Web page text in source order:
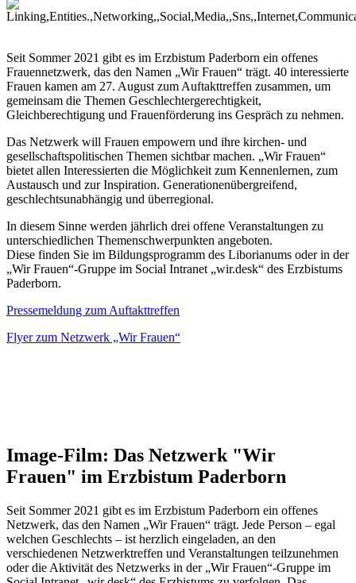
Seit Sommer 2021 gibt es im Erzbistum Paderborn ein offenes
Frauennetzwerk, das den Namen „Wir Frauen“ trägt. 40 interessierte
Frauen kamen am 27. August zum Auftakttreffen zusammen, um
gemeinsam die Themen Geschlechtergerechtigkeit,
Gleichberechtigung und Frauenförderung ins Gespräch zu nehmen.
Das Netzwerk will Frauen empowern und ihre kirchen- und
gesellschaftspolitischen Themen sichtbar machen. „Wir Frauen“
bietet allen Interessierten die Möglichkeit zum Kennenlernen, zum
Austausch und zur Inspiration. Generationenübergreifend,
geschlechtsunabhängig und überregional.
In diesem Sinne werden jährlich drei offene Veranstaltungen zu
unterschiedlichen Themenschwerpunkten angeboten.
Diese finden Sie im Bildungsprogramm des Liborianums oder in der
„Wir Frauen“-Gruppe im Social Intranet „wir.desk“ des Erzbistums
Paderborn.
Pressemeldung zum Auftakttreffen
Flyer zum Netzwerk „Wir Frauen“
Image-Film: Das Netzwerk "Wir
Frauen" im Erzbistum Paderborn
Seit Sommer 2021 gibt es im Erzbistum Paderborn ein offenes
Netzwerk, das den Namen „Wir Frauen“ trägt. Jede Person – egal
welchen Geschlechts – ist herzlich eingeladen, an den
verschiedenen Netzwerktreffen und Veranstaltungen teilzunehmen
oder die Aktivität des Netzwerks in der „Wir Frauen“-Gruppe im